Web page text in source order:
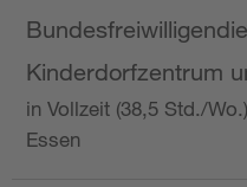
Kinderdorfzentrum
in Vollzeit (38,5 Std./
Essen